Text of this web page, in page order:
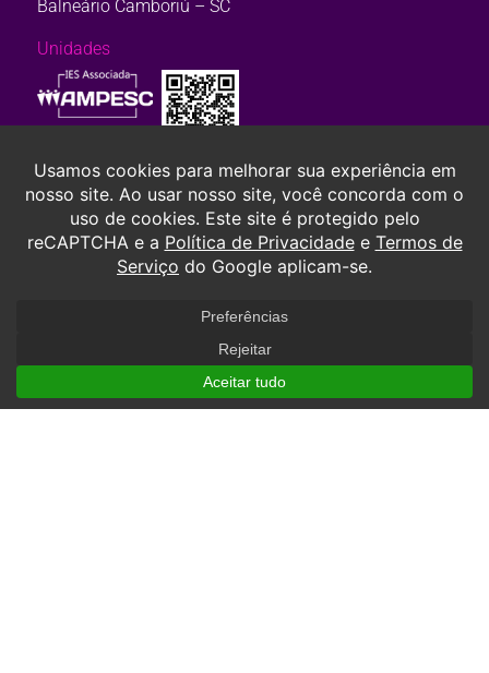
Balneário Camboriú – SC
Unidades
Consulte aqui o cadastro da Instituição no Sistema e-Mec. Ou, se
preferir,clique aqui.
TODOS OS DIREITOS RESERVADOS À SOCIEDADE AVANTIS DE ENSINO E